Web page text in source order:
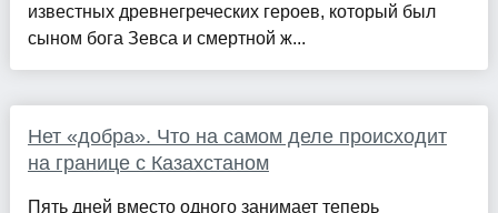
известных древнегреческих героев, который был
сыном бога Зевса и смертной ж...
Нет «добра». Что на самом деле происходит
на границе с Казахстаном
Пять дней вместо одного занимает теперь